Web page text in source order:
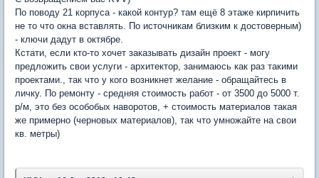
По поводу 21 корпуса - какой контур? там ещё 8 этаже кирпичить
не то что окна вставлять. По источникам близким к достоверным)
- ключи дадут в октябре.
Кстати, если кто-то хочет заказывать дизайн проект - могу
предложить свои услуги - архитектор, занимаюсь как раз такими
проектами., так что у кого возникнет желание - обращайтесь в
личку. По ремонту - средняя стоимость работ - от 3500 до 5000 т.
р/м, это без особобых наворотов, + стоимость материалов такая
же примерно (черновых материалов), так что умножайте на свои
кв. метры)